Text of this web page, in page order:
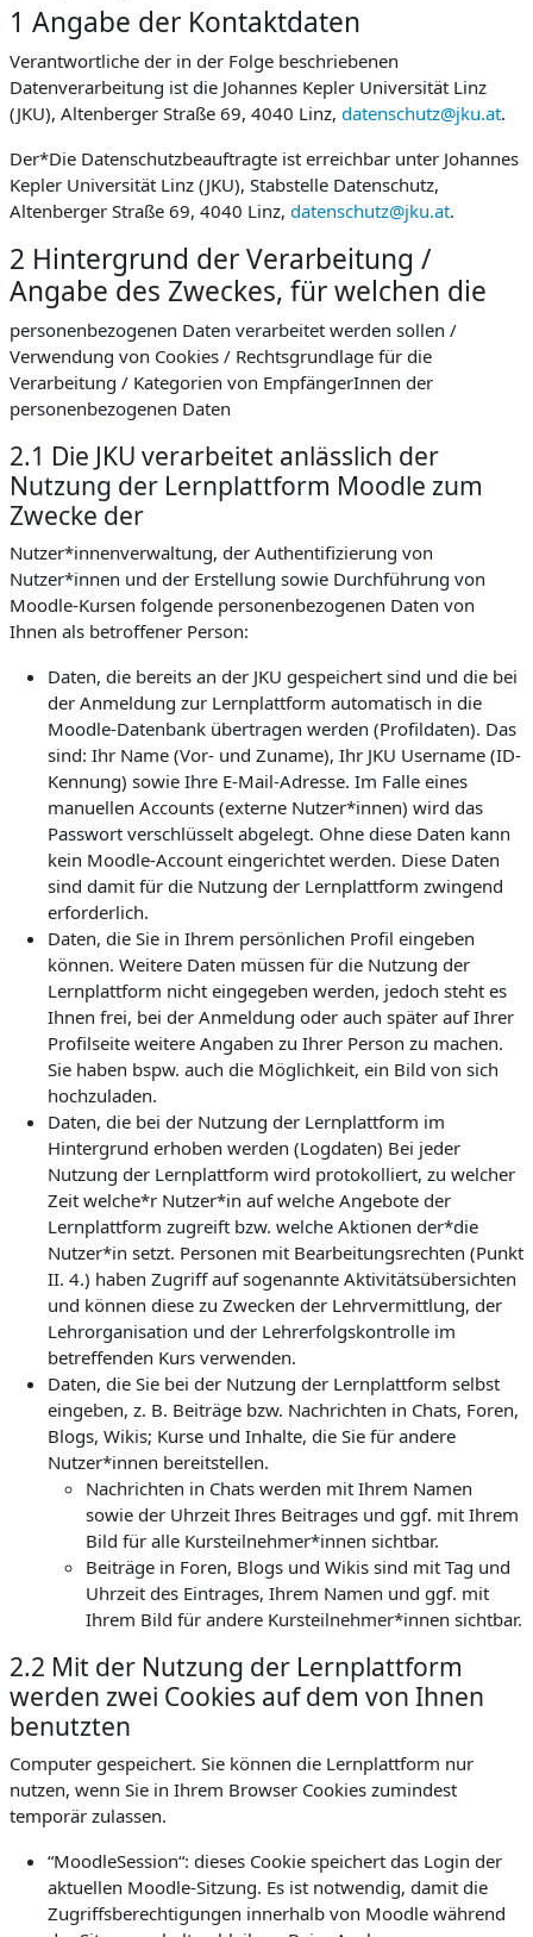
1 Angabe der Kontaktdaten
Verantwortliche der in der Folge beschriebenen
Datenverarbeitung ist die Johannes Kepler Universität Linz
(JKU), Altenberger Straße 69, 4040 Linz, datenschutz@jku.at.
Der*Die Datenschutzbeauftragte ist erreichbar unter Johannes
Kepler Universität Linz (JKU), Stabstelle Datenschutz,
Altenberger Straße 69, 4040 Linz, datenschutz@jku.at.
2 Hintergrund der Verarbeitung /
Angabe des Zweckes, für welchen die
personenbezogenen Daten verarbeitet werden sollen /
Verwendung von Cookies / Rechtsgrundlage für die
Verarbeitung / Kategorien von EmpfängerInnen der
personenbezogenen Daten
2.1 Die JKU verarbeitet anlässlich der
Nutzung der Lernplattform Moodle zum
Zwecke der
Nutzer*innenverwaltung, der Authentifizierung von
Nutzer*innen und der Erstellung sowie Durchführung von
Moodle-Kursen folgende personenbezogenen Daten von
Ihnen als betroffener Person:
Daten, die bereits an der JKU gespeichert sind und die bei
der Anmeldung zur Lernplattform automatisch in die
Moodle-Datenbank übertragen werden (Profildaten). Das
sind: Ihr Name (Vor- und Zuname), Ihr JKU Username (ID-
Kennung) sowie Ihre E-Mail-Adresse. Im Falle eines
manuellen Accounts (externe Nutzer*innen) wird das
Passwort verschlüsselt abgelegt. Ohne diese Daten kann
kein Moodle-Account eingerichtet werden. Diese Daten
sind damit für die Nutzung der Lernplattform zwingend
erforderlich.
Daten, die Sie in Ihrem persönlichen Profil eingeben
können. Weitere Daten müssen für die Nutzung der
Lernplattform nicht eingegeben werden, jedoch steht es
Ihnen frei, bei der Anmeldung oder auch später auf Ihrer
Profilseite weitere Angaben zu Ihrer Person zu machen.
Sie haben bspw. auch die Möglichkeit, ein Bild von sich
hochzuladen.
Daten, die bei der Nutzung der Lernplattform im
Hintergrund erhoben werden (Logdaten) Bei jeder
Nutzung der Lernplattform wird protokolliert, zu welcher
Zeit welche*r Nutzer*in auf welche Angebote der
Lernplattform zugreift bzw. welche Aktionen der*die
Nutzer*in setzt. Personen mit Bearbeitungsrechten (Punkt
II. 4.) haben Zugriff auf sogenannte Aktivitätsübersichten
und können diese zu Zwecken der Lehrvermittlung, der
Lehrorganisation und der Lehrerfolgskontrolle im
betreffenden Kurs verwenden.
Daten, die Sie bei der Nutzung der Lernplattform selbst
eingeben, z. B. Beiträge bzw. Nachrichten in Chats, Foren,
Blogs, Wikis; Kurse und Inhalte, die Sie für andere
Nutzer*innen bereitstellen.
Nachrichten in Chats werden mit Ihrem Namen
sowie der Uhrzeit Ihres Beitrages und ggf. mit Ihrem
Bild für alle Kursteilnehmer*innen sichtbar.
Beiträge in Foren, Blogs und Wikis sind mit Tag und
Uhrzeit des Eintrages, Ihrem Namen und ggf. mit
Ihrem Bild für andere Kursteilnehmer*innen sichtbar.
2.2 Mit der Nutzung der Lernplattform
werden zwei Cookies auf dem von Ihnen
benutzten
Computer gespeichert. Sie können die Lernplattform nur
nutzen, wenn Sie in Ihrem Browser Cookies zumindest
temporär zulassen.
“MoodleSession“: dieses Cookie speichert das Login der
aktuellen Moodle-Sitzung. Es ist notwendig, damit die
Zugriffsberechtigungen innerhalb von Moodle während